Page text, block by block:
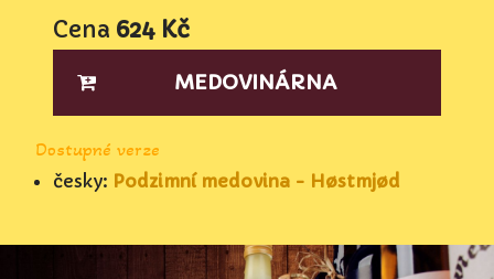
Cena 624 Kč
MEDOVINÁRNA
Dostupné verze
česky: Podzimní medovina - Høstmjød